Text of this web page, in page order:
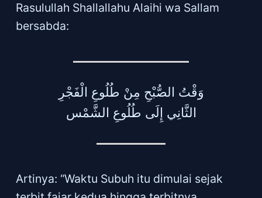
Rasulullah Shallallahu Alaihi wa Sallam
bersabda:
وَقْتُ الصُّبْحِ مِنْ طُلُوعِ الْفَجْرِ
الثَّانِي إِلَى طُلُوعِ الشَّمْس
Artinya: “Waktu Subuh itu dimulai sejak